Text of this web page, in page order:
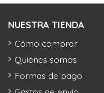
NUESTRA TIENDA
Cómo comprar
Quiénes somos
Formas de pago